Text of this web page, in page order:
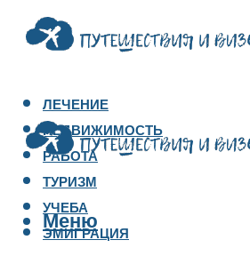
ЛЕЧЕНИЕ
НЕДВИЖИМОСТЬ
РАБОТА
ТУРИЗМ
УЧЕБА
ЭМИГРАЦИЯ
Меню